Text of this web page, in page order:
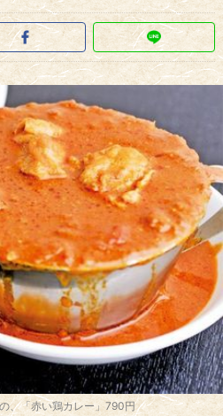
、「赤い鶏カレー」790円